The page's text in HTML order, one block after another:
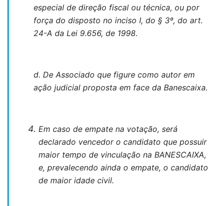
especial de direção fiscal ou técnica, ou por
força do disposto no inciso I, do § 3º, do art.
24-A da Lei 9.656, de 1998.
d. De Associado que figure como autor em
ação judicial proposta em face da Banescaixa.
Em caso de empate na votação, será
declarado vencedor o candidato que possuir
maior tempo de vinculação na BANESCAIXA,
e, prevalecendo ainda o empate, o candidato
de maior idade civil.